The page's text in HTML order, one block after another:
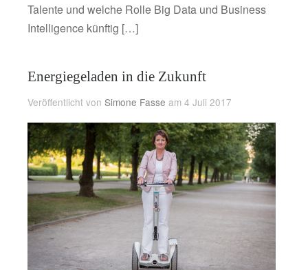
Talente und welche Rolle Big Data und Business
Intelligence künftig […]
Energiegeladen in die Zukunft
Veröffentlicht von Simone Fasse am 4 Juli 2017